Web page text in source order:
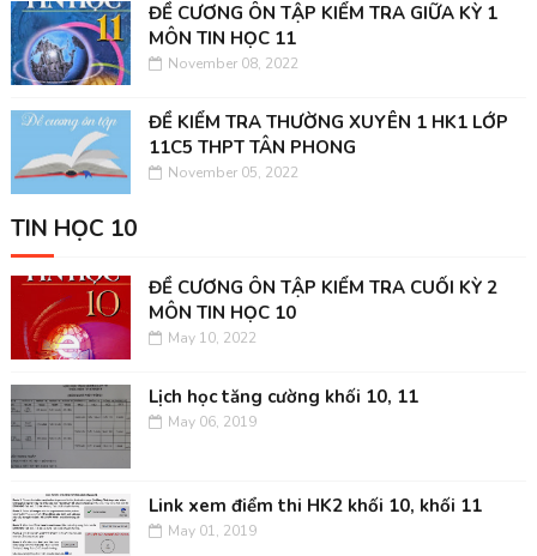
ĐỀ CƯƠNG ÔN TẬP KIỂM TRA GIỮA KỲ 1
MÔN TIN HỌC 11
November 08, 2022
ĐỀ KIỂM TRA THƯỜNG XUYÊN 1 HK1 LỚP
11C5 THPT TÂN PHONG
November 05, 2022
TIN HỌC 10
ĐỀ CƯƠNG ÔN TẬP KIỂM TRA CUỐI KỲ 2
MÔN TIN HỌC 10
May 10, 2022
Lịch học tăng cường khối 10, 11
May 06, 2019
Link xem điểm thi HK2 khối 10, khối 11
May 01, 2019